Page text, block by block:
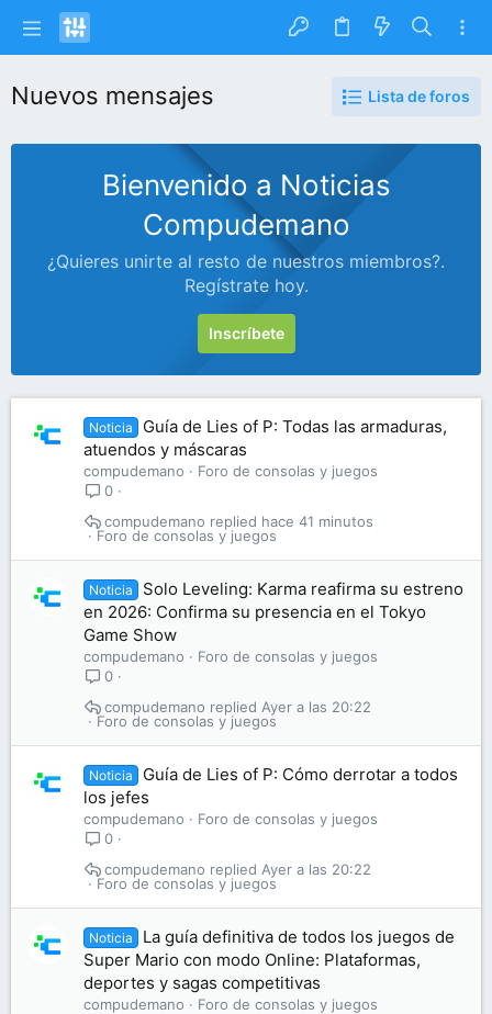
Nuevos mensajes Lista de foros
Bienvenido a Noticias
Compudemano
¿Quieres unirte al resto de nuestros miembros?.
Regístrate hoy.
Inscríbete
Noticia
Guía de Lies of P: Todas las armaduras,
atuendos y máscaras
compudemano
Foro de consolas y juegos
0
Foro de consolas y juegos
hace 41 minutos
compudemano
Noticia
Solo Leveling: Karma reafirma su estreno
en 2026: Confirma su presencia en el Tokyo
Game Show
compudemano
Foro de consolas y juegos
0
Foro de consolas y juegos
Ayer a las 20:22
compudemano
Noticia
Guía de Lies of P: Cómo derrotar a todos
los jefes
compudemano
Foro de consolas y juegos
0
Foro de consolas y juegos
Ayer a las 20:22
compudemano
Noticia
La guía definitiva de todos los juegos de
Super Mario con modo Online: Plataformas,
deportes y sagas competitivas
compudemano
Foro de consolas y juegos